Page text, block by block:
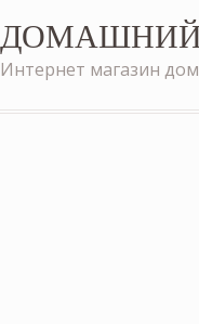
ДОМАШНИЙ
Интернет магазин